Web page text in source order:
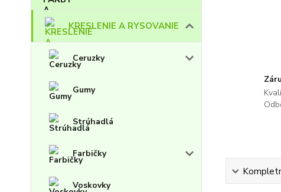
KRESLENIE A RYSOVANIE
Ceruzky
Gumy
Strúhadlá
Farbičky
Voskovky